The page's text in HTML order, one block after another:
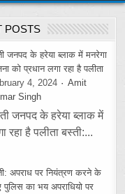
POSTS
जनपद के हरेया ब्लाक में मनरेगा
को प्रधान लगा रहा है पलीता
4, 2024
Amit
Singh
जनपद के हरेया ब्लाक में
रहा है पलीता बस्ती:...
अपराध पर नियंत्रण करने के
पुलिस का भय अपराधियो पर